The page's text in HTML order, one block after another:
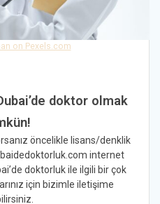
on Pexels.com
doktor olmak
öncelikle lisans/denklik
internet
doktorluk ile ilgili bir çok
için bizimle iletişime